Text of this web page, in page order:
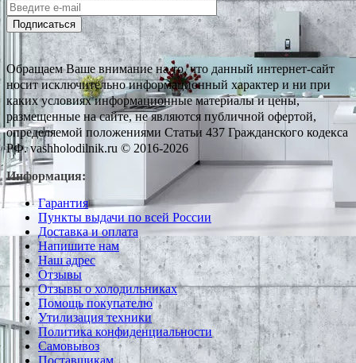
Подписаться
Обращаем Ваше внимание на то, что данный интернет-сайт
носит исключительно информационный характер и ни при
каких условиях информационные материалы и цены,
размещенные на сайте, не являются публичной офертой,
определяемой положениями Статьи 437 Гражданского кодекса
РФ. vashholodilnik.ru © 2016-2026
Информация:
Гарантия
Пункты выдачи по всей России
Доставка и оплата
Напишите нам
Наш адрес
Отзывы
Отзывы о холодильниках
Помощь покупателю
Утилизация техники
Политика конфиденциальности
Самовывоз
Поставщикам